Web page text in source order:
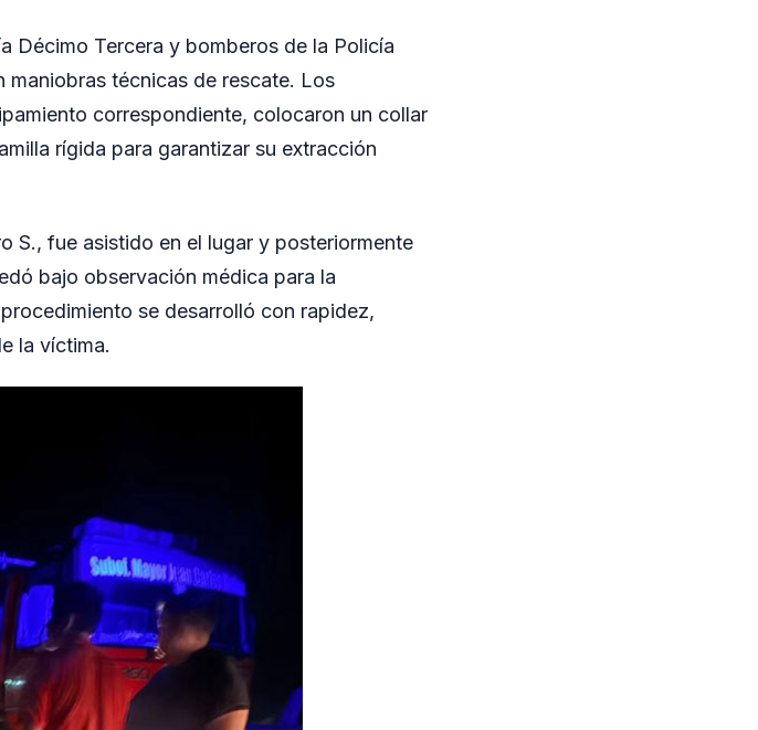
Décimo Tercera y bomberos de la Policía
técnicas de rescate. Los
correspondiente, colocaron un collar
rígida para garantizar su extracción
S., fue asistido en el lugar y posteriormente
bajo observación médica para la
se desarrolló con rapidez,
la víctima.